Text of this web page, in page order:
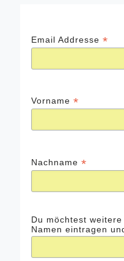
Email Addresse *
Vorname *
Nachname *
Du möchtest
Namen eintragen